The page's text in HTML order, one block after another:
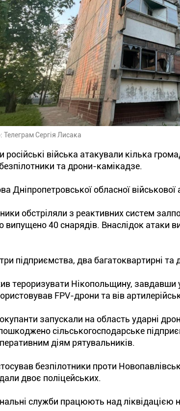
Телеграм Сергія Лисака
війська атакували кілька
та дрони-камікадзе.
Дніпропетровської обласної військової
обстріляли з реактивних систем
випущено 40 снарядів. Внаслідок атаки
підприємства, два багатоквартирні та
тероризувати Нікопольщину, завдавши
FPV-дрони та вів
окупанти запускали на область ударні
сільськогосподарське
діям рятувальників.
безпілотники проти
двоє поліцейських.
служби працюють над ліквідацією